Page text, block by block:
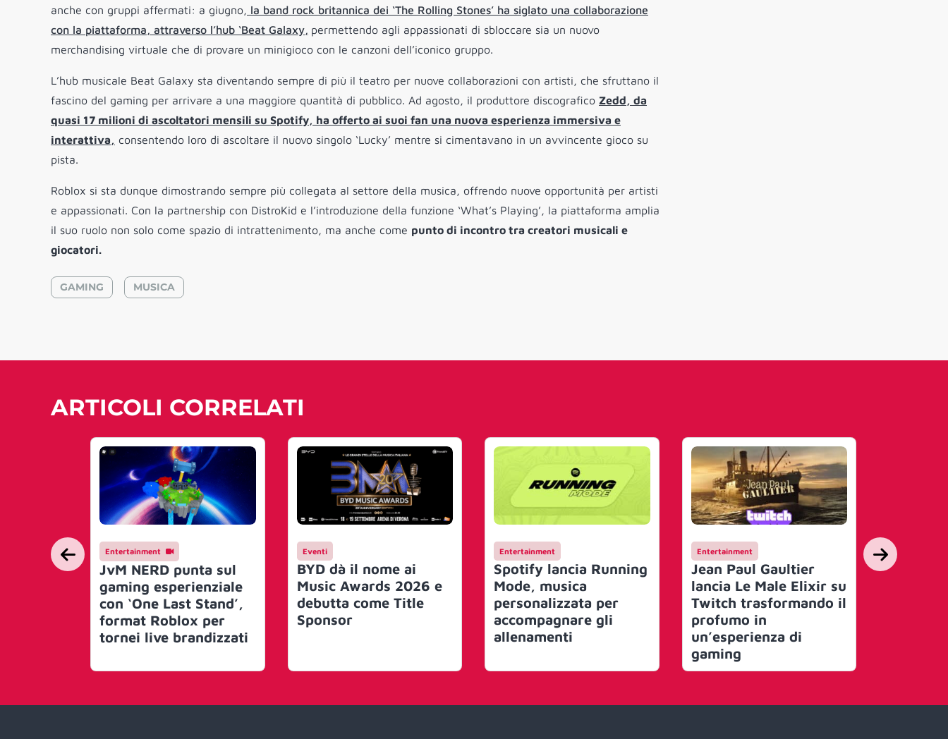
anche con gruppi affermati: a giugno, la band rock britannica dei ‘The Rolling Stones’ ha siglato una collaborazione
con la piattaforma, attraverso l’hub ‘Beat Galaxy, permettendo agli appassionati di sbloccare sia un nuovo
merchandising virtuale che di provare un minigioco con le canzoni dell’iconico gruppo.
L’hub musicale Beat Galaxy sta diventando sempre di più il teatro per nuove collaborazioni con artisti, che sfruttano il
fascino del gaming per arrivare a una maggiore quantità di pubblico. Ad agosto, il produttore discografico Zedd, da
quasi 17 milioni di ascoltatori mensili su Spotify, ha offerto ai suoi fan una nuova esperienza immersiva e
interattiva, consentendo loro di ascoltare il nuovo singolo ‘Lucky’ mentre si cimentavano in un avvincente gioco su
pista.
Roblox si sta dunque dimostrando sempre più collegata al settore della musica, offrendo nuove opportunità per artisti
e appassionati. Con la partnership con DistroKid e l’introduzione della funzione ‘What’s Playing’, la piattaforma amplia
il suo ruolo non solo come spazio di intrattenimento, ma anche come punto di incontro tra creatori musicali e
giocatori.
GAMING MUSICA
ARTICOLI CORRELATI
Entertainment
JvM NERD punta sul
gaming esperienziale
con ‘One Last Stand’,
format Roblox per
tornei live brandizzati
Eventi
BYD dà il nome ai
Music Awards 2026 e
debutta come Title
Sponsor
Entertainment
Spotify lancia Running
Mode, musica
personalizzata per
accompagnare gli
allenamenti
Entertainment
Jean Paul Gaultier
lancia Le Male Elixir su
Twitch trasformando il
profumo in
un’esperienza di
gaming
Gli